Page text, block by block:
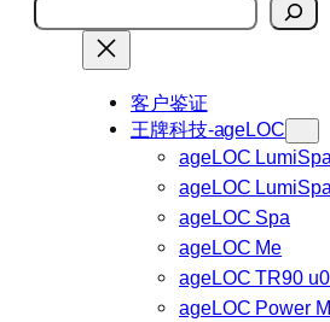
搜
索
客户鉴证
王牌科技-ageLOC
ageLOC LumiSpa
ageLOC
ageLOC Spa
ageLOC Me
ageLOC TR90
ageLOC Power